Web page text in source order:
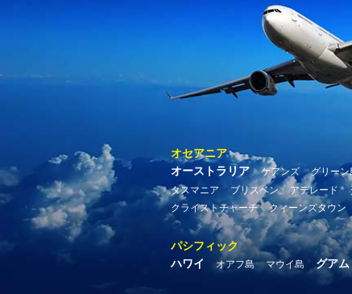
オセアニア
オーストラリア
ケアンズ グリーン
タスマニア
ブリスベン アデレード
クライストチャーチ
クィーンズタウン
パシフィック
ハワイ
オアフ島 マウイ島 グアム